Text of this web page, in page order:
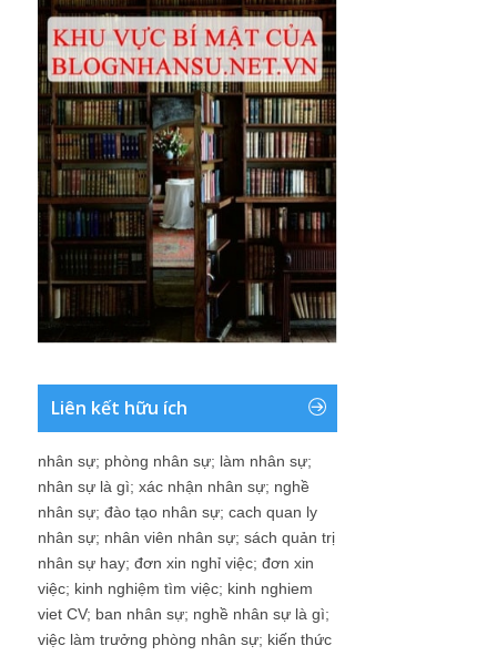
Liên kết hữu ích
nhân sự; phòng nhân sự; làm nhân sự;
nhân sự là gì; xác nhận nhân sự; nghề
nhân sự; đào tạo nhân sự; cach quan ly
nhân sự; nhân viên nhân sự; sách quản trị
nhân sự hay; đơn xin nghỉ việc; đơn xin
việc; kinh nghiệm tìm việc; kinh nghiem
viet CV; ban nhân sự; nghề nhân sự là gì;
việc làm trưởng phòng nhân sự; kiến thức